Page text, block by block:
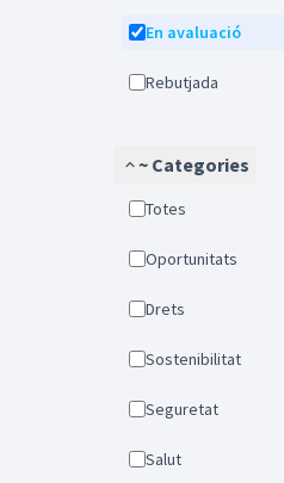
En avaluació
Rebutjada
~ Categories
Totes
Oportunitats
Drets
Sostenibilitat
Seguretat
Salut